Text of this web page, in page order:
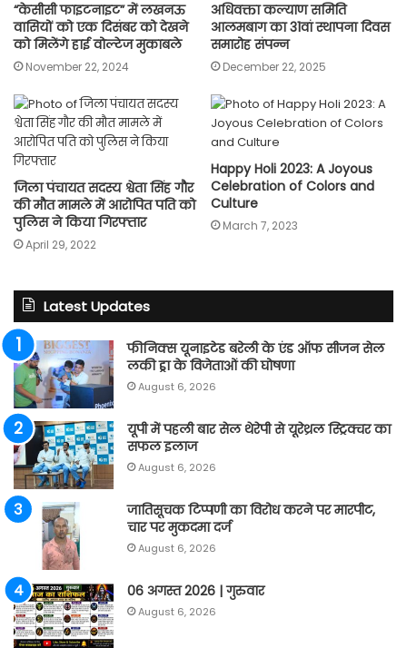
“केसीसी फाइटनाइट” में लखनऊ
वासियों को एक दिसंबर को देखने
को मिलेंगे हाई वोल्टेज मुकाबले
November 22, 2024
अधिवक्ता कल्याण समिति
आलमबाग का 31वां स्थापना दिवस
समारोह संपन्न
December 22, 2025
जिला पंचायत सदस्य श्वेता सिंह गौर
की मौत मामले में आरोपित पति को
पुलिस ने किया गिरफ्तार
April 29, 2022
Happy Holi 2023: A Joyous
Celebration of Colors and
Culture
March 7, 2023
Latest Updates
फीनिक्स यूनाइटेड बरेली के एंड ऑफ सीजन सेल
लकी ड्रा के विजेताओं की घोषणा
August 6, 2026
यूपी में पहली बार सेल थेरेपी से यूरेथ्रल स्ट्रिक्चर का
सफल इलाज
August 6, 2026
जातिसूचक टिप्पणी का विरोध करने पर मारपीट,
चार पर मुकदमा दर्ज
August 6, 2026
06 अगस्त 2026 | गुरुवार
August 6, 2026